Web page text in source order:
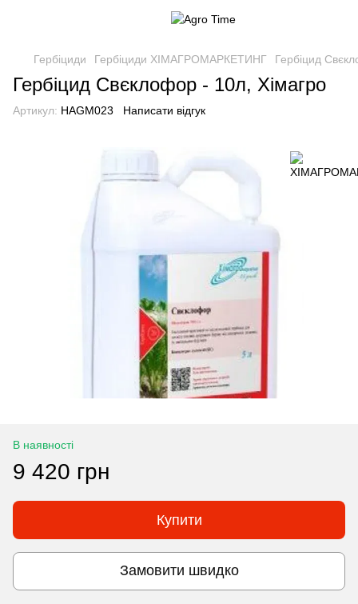
Гербіциди Гербіциди ХІМАГРОМАРКЕТИНГ Гербіцид
Гербіцид Свєклофор - 10л, Хімагро
Артикул: HAGM023 Написати відгук
В наявності
9 420 грн
Купити
Замовити швидко